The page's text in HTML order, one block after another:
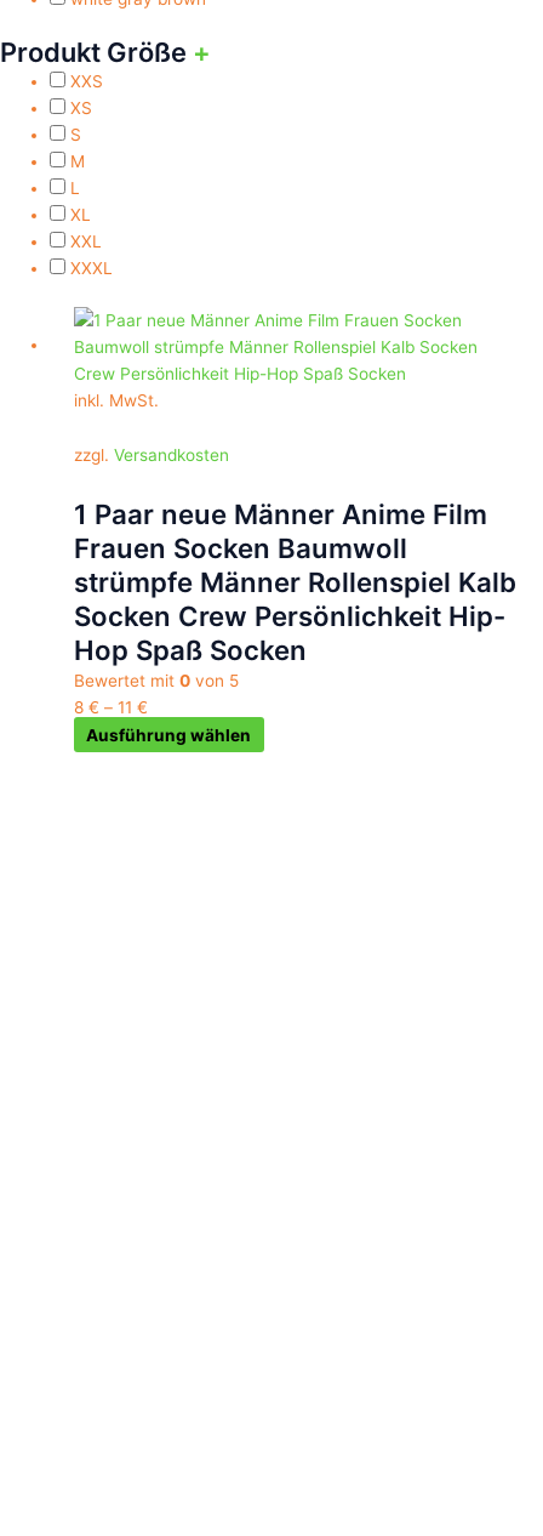
Produkt Größe +
XXS
XS
S
M
L
XL
XXL
XXXL
inkl. MwSt.
zzgl.Versandkosten
1 Paar neue Männer Anime Film
Frauen Socken Baumwoll
strümpfe Männer Rollenspiel Kalb
Socken Crew Persönlichkeit Hip-
Hop Spaß Socken
Bewertet mit0 von 5
8€ –11€
Ausführung wählen
Dieses
Produkt
weist
mehrere
auf.
Optionen
können
auf
der
Produktseite
gewählt
werden